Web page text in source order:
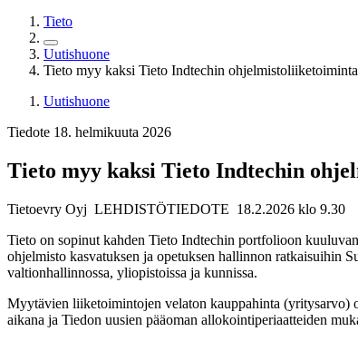
Tieto
Uutishuone
Tieto myy kaksi Tieto Indtechin
Uutishuone
Tiedote 18. helmikuuta 2026
Tieto myy kaksi Tieto Indtechin
Tietoevry Oyj LEHDISTÖTIEDOTE 18.2.2026 klo 9.30
Tieto on sopinut kahden Tieto Indtechin portfolioon
ohjelmisto kasvatuksen ja opetuksen hallinnon ratkaisuihin
valtionhallinnossa, yliopistoissa ja kunnissa.
Myytävien liiketoimintojen velaton kauppahinta (yritysarvo)
aikana ja Tiedon uusien pääoman allokointiperiaatteiden